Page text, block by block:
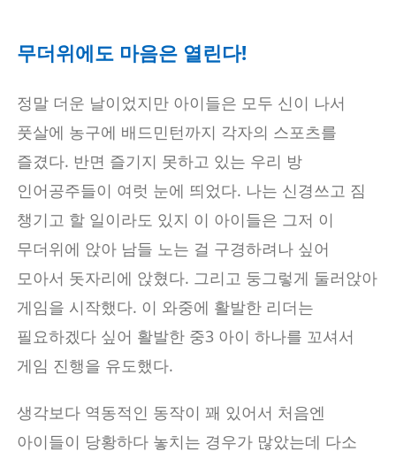
무더위에도 마음은 열린다!
정말 더운 날이었지만 아이들은 모두 신이 나서
풋살에 농구에 배드민턴까지 각자의 스포츠를
즐겼다. 반면 즐기지 못하고 있는 우리 방
인어공주들이 여럿 눈에 띄었다. 나는 신경쓰고 짐
챙기고 할 일이라도 있지 이 아이들은 그저 이
무더위에 앉아 남들 노는 걸 구경하려나 싶어
모아서 돗자리에 앉혔다. 그리고 둥그렇게 둘러앉아
게임을 시작했다. 이 와중에 활발한 리더는
필요하겠다 싶어 활발한 중3 아이 하나를 꼬셔서
게임 진행을 유도했다.
생각보다 역동적인 동작이 꽤 있어서 처음엔
아이들이 당황하다 놓치는 경우가 많았는데 다소